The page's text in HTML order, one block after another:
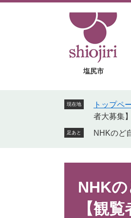
塩尻市
現在地 トップペ
者大募集】
足あと NHKのど
NHK
【観